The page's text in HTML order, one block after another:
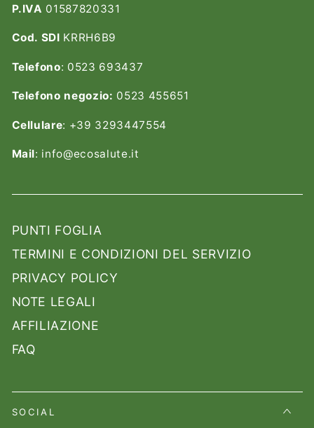
P.IVA 01587820331
Cod. SDI KRRH6B9
Telefono: 0523 693437
Telefono negozio: 0523 455651
Cellulare: +39 3293447554
Mail: info@ecosalute.it
PUNTI FOGLIA
TERMINI E CONDIZIONI DEL SERVIZIO
PRIVACY POLICY
NOTE LEGALI
AFFILIAZIONE
FAQ
SOCIAL